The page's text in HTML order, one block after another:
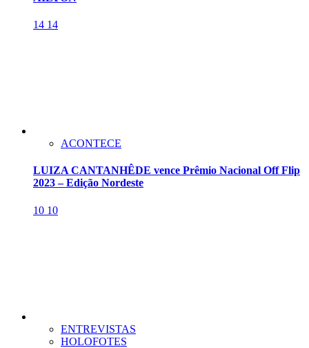
14 14
ACONTECE
LUIZA CANTANHÊDE vence Prêmio Nacional Off Flip
2023 – Edição Nordeste
10 10
ENTREVISTAS
HOLOFOTES